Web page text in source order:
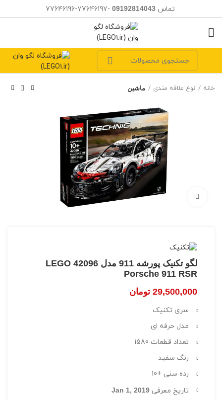
تماس09192814043
-77646197-77646196
خانه نوع علاقه مندی ماشین
بزرگنمایی تصویر
لگو تکنیک پورشه 911 مدل 42096 LEGO
Porsche 911 RSR
29,500,000 تومان
سری تکنیک
مدل حرفه ای
تعداد قطعات 1580
رنگ سفید
رده سنی +10
تاریخ معرفی Jan 1, 2019